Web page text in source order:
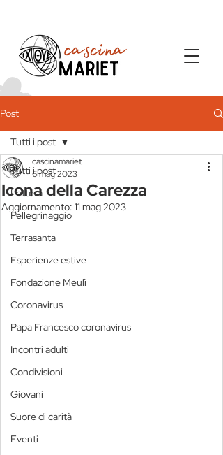
Post
Tutti i post
Lettera
Pellegrinaggio
Terrasanta
Esperienze estive
Fondazione Meulì
Coronavirus
Papa Francesco coronavirus
Incontri adulti
Condivisioni
Giovani
Suore di carità
Eventi
Tutti i post
Icona della Carezza
cascinamariet
6 mag 2023
Aggiornamento: 11 mag 2023